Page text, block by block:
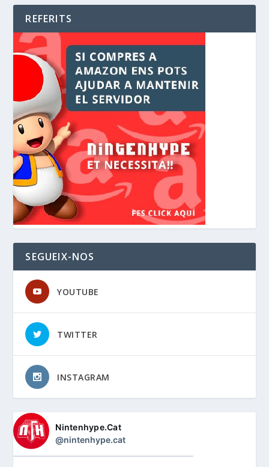
REFERITS
SEGUEIX-NOS
YOUTUBE
TWITTER
INSTAGRAM
Nintenhype.Cat
@nintenhype.cat